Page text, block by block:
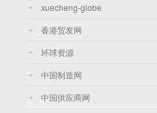
xuecheng-globe
香港贸发网
环球资源
中国制造网
中国供应商网